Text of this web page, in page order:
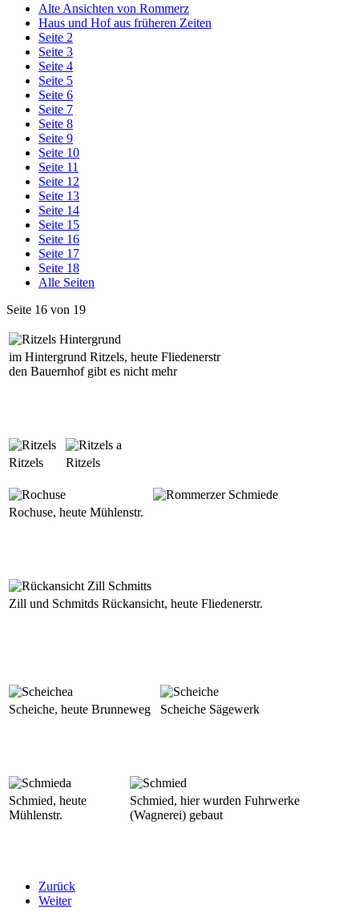
Alte Ansichten von Rommerz
Haus und Hof aus früheren Zeiten
Seite 2
Seite 3
Seite 4
Seite 5
Seite 6
Seite 7
Seite 8
Seite 9
Seite 10
Seite 11
Seite 12
Seite 13
Seite 14
Seite 15
Seite 16
Seite 17
Seite 18
Alle Seiten
Seite 16 von 19
im Hintergrund Ritzels, heute Fliedenerstr
den Bauernhof gibt es nicht mehr
Ritzels Ritzels
Rochuse, heute Mühlenstr.
Zill und Schmitds Rückansicht, heute Fliedenerstr.
Scheiche, heute Brunneweg Scheiche Sägewerk
Schmied, heute
Mühlenstr.
Schmied, hier wurden Fuhrwerke
(Wagnerei) gebaut
Zurück
Weiter